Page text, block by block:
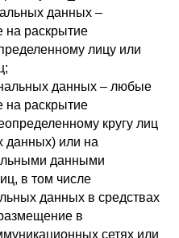
данных –
на раскрытие
лицу или
данных – любые
на раскрытие
кругу лиц
данных) или на
данными
в том числе
данных в средствах
в
сетях или